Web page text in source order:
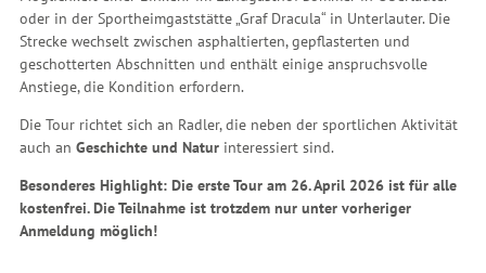
oder in der Sportheimgaststätte „Graf Dracula“ in Unterlauter. Die
Strecke wechselt zwischen asphaltierten, gepflasterten und
geschotterten Abschnitten und enthält einige anspruchsvolle
Anstiege, die Kondition erfordern.
Die Tour richtet sich an Radler, die neben der sportlichen Aktivität
auch an Geschichte und Natur interessiert sind.
Besonderes Highlight: Die erste Tour am 26. April 2026 ist für alle
kostenfrei. Die Teilnahme ist trotzdem nur unter vorheriger
Anmeldung möglich!